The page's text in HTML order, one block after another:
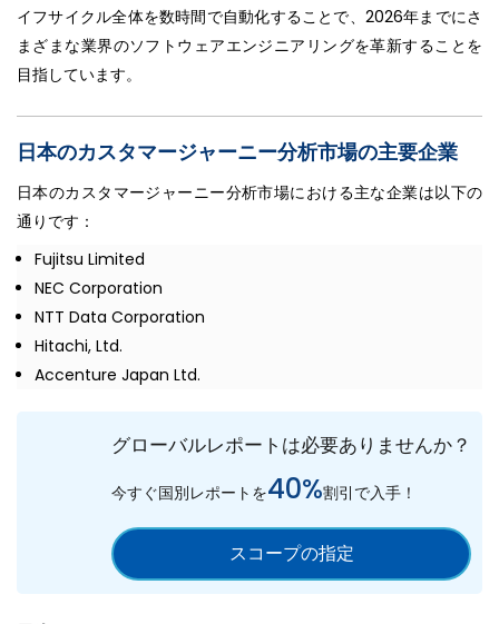
イフサイクル全体を数時間で自動化することで、2026年までにさ
まざまな業界のソフトウェアエンジニアリングを革新することを
目指しています。
日本のカスタマージャーニー分析市場の主要企業
日本のカスタマージャーニー分析市場における主な企業は以下の
通りです：
Fujitsu Limited
NEC Corporation
NTT Data Corporation
Hitachi, Ltd.
Accenture Japan Ltd.
グローバルレポートは必要ありませんか？
今すぐ国別レポートを40%割引で入手！
スコープの指定